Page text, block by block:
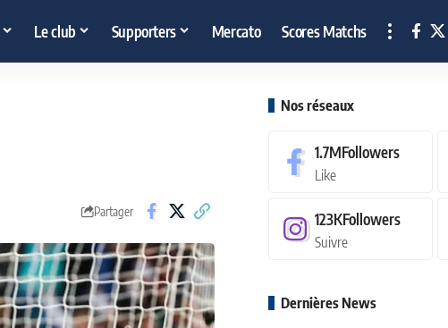
Le club Supporters Mercato Scores Matchs
Partager
Nos réseaux
1.7MFollowers
Like
123KFollowers
Suivre
Dernières News